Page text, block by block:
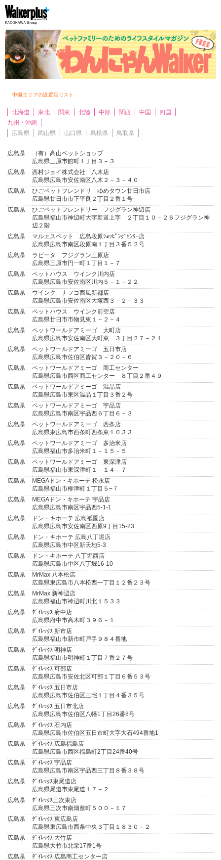
中国エリアの設置店リスト
北海道 東北 関東 北陸 中部 関西 中国
四国
九州・沖縄
広島県
岡山県 山口県 島根県 鳥取県
広島県
（有）高山ペットショップ
広島県三原市館町１丁目３－３
広島県
西村ジョイ株式会社 八木店
広島県広島市安佐南区八木２－３－４０
広島県
ひごペットフレンドリ ゆめタウン廿日市店
広島県廿日市市下平良２丁目２番１号
広島県
ひごペットフレンドリー フジグラン神辺店
広島県福山市神辺町大字新道上字 ２丁目１０－２６フジグラン神
辺２階
広島県
マルエスペット 広島段原ｼｮｯﾋﾟﾝｸﾞｾﾝﾀｰ店
広島県広島市南区段原南１丁目３番５２号
広島県
ラビータ フジグラン三原店
広島県三原市円一町１丁目１－７
広島県
ペットハウス ウインク川内店
広島県広島市安佐南区川内５－１－２２
広島県
ウインク ナフコ西風新都店
広島県広島市安佐南区大塚西３－２－３３
広島県
ペットハウス ウインク前空店
広島県廿日市市物見東１－２－４
広島県
ペットワールドアミーゴ 大町店
広島県広島市安佐南区大町東 ３丁目２７－２１
広島県
ペットワールドアミーゴ 五日市店
広島県広島市佐伯区皆賀３－２０－６
広島県
ペットワールドアミーゴ 商工センター
広島県広島市西区商工センター ８丁目２番４９
広島県
ペットワールドアミーゴ 温品店
広島県広島市東区温品１丁目３番２号
広島県
ペットワールドアミーゴ 宇品店
広島県広島市南区宇品西６丁目６－３
広島県
ペットワールドアミーゴ 西条店
広島県東広島市西条町西条東１０３３
広島県
ペットワールドアミーゴ 多治米店
広島県福山市多治米町１－１５－５
広島県
ペットワールドアミーゴ 東深津店
広島県福山市東深津町１－１４－７
広島県
MEGAドン・キホーテ 松永店
広島県福山市柳津町１丁目５−７
広島県
MEGAドン・キホーテ 宇品店
広島県広島市南区宇品西5-1-1
広島県
ドン・キホーテ 広島祗園店
広島県広島市安佐南区西原9丁目15-23
広島県
ドン・キホーテ 広島八丁堀店
広島県広島市中区新天地5-3
広島県
ドン・キホーテ 八丁堀西店
広島県広島市中区八丁堀16-10
広島県
MrMax 八本松店
広島県東広島市八本松西一丁目１２番２３号
広島県
MrMax 新神辺店
広島県福山市神辺町川北１５３３
広島県
ﾀﾞｲﾚｯｸｽ 府中店
広島県府中市高木町３９６－１
広島県
ﾀﾞｲﾚｯｸｽ 新市店
広島県福山市新市町戸手９８４番地
広島県
ﾀﾞｲﾚｯｸｽ 明神店
広島県福山市明神町１丁目７番２７号
広島県
ﾀﾞｲﾚｯｸｽ 可部店
広島県広島市安佐北区可部１丁目６番５３号
広島県
ﾀﾞｲﾚｯｸｽ 五日市店
広島県広島市佐伯区三宅１丁目４番３５号
広島県
ﾀﾞｲﾚｯｸｽ 五日市北店
広島県広島市佐伯区八幡1丁目26番8号
広島県
ﾀﾞｲﾚｯｸｽ 石内店
広島県広島市佐伯区五日市町大字大石494番地1
広島県
ﾀﾞｲﾚｯｸｽ 広島福島店
広島県広島市西区福島町2丁目24番40号
広島県
ﾀﾞｲﾚｯｸｽ 宇品店
広島県広島市南区宇品西三丁目８番３８号
広島県
ﾀﾞｲﾚｯｸｽ東尾道店
広島県尾道市東尾道１７－２
広島県
ﾀﾞｲﾚｯｸｽ三次東店
広島県三次市南畑敷町５００－１７
広島県
ﾀﾞｲﾚｯｸｽ 東広島店
広島県東広島市西条中央３丁目１８３０－２
広島県
ﾀﾞｲﾚｯｸｽ 大竹店
広島県大竹市北栄17番1号
広島県
ﾀﾞｲﾚｯｸｽ 広島商工センター店